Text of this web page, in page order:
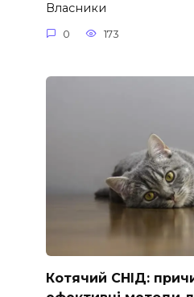
Власники
0 173
Котячий СНІД: